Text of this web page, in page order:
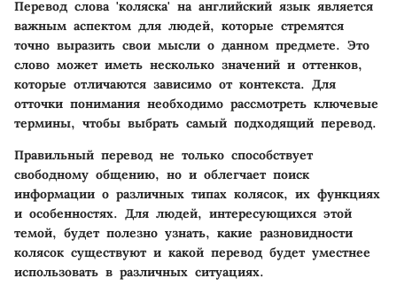
Перевод слова 'коляска' на английский язык является
важным аспектом для людей, которые стремятся
точнo выразить свои мысли о данном предмете. Это
слово может иметь несколько значений и оттенков,
которые отличаются зависимо от контекста. Для
отточки понимания необходимо рассмотреть ключевые
термины, чтобы выбрать самый подходящий перевод.
Правильный перевод не только способствует
свободному общению, но и облегчает поиск
информации о различных типах колясок, их функциях
и особенностях. Для людей, интересующихся этой
темой, будет полезно узнать, какие разновидности
колясок существуют и какой перевод будет уместнее
использовать в различных ситуациях.